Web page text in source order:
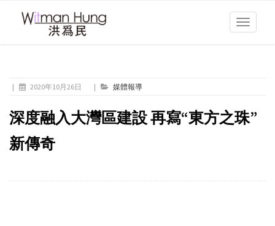
Toggle
| 2020年10月26日 | 媒體報導
深度融入大灣區建設 再寫“東方之珠”
新傳奇